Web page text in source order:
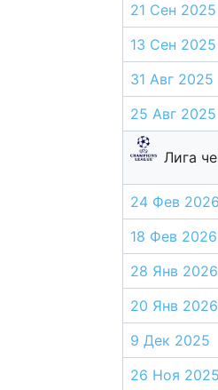
21 Сен 2025
13 Сен 2025
31 Авг 2025
25 Авг 2025
Лига
24 Фев 2026
18 Фев 2026
28 Янв 2026
20 Янв 2026
9 Дек 2025
26 Ноя 2025